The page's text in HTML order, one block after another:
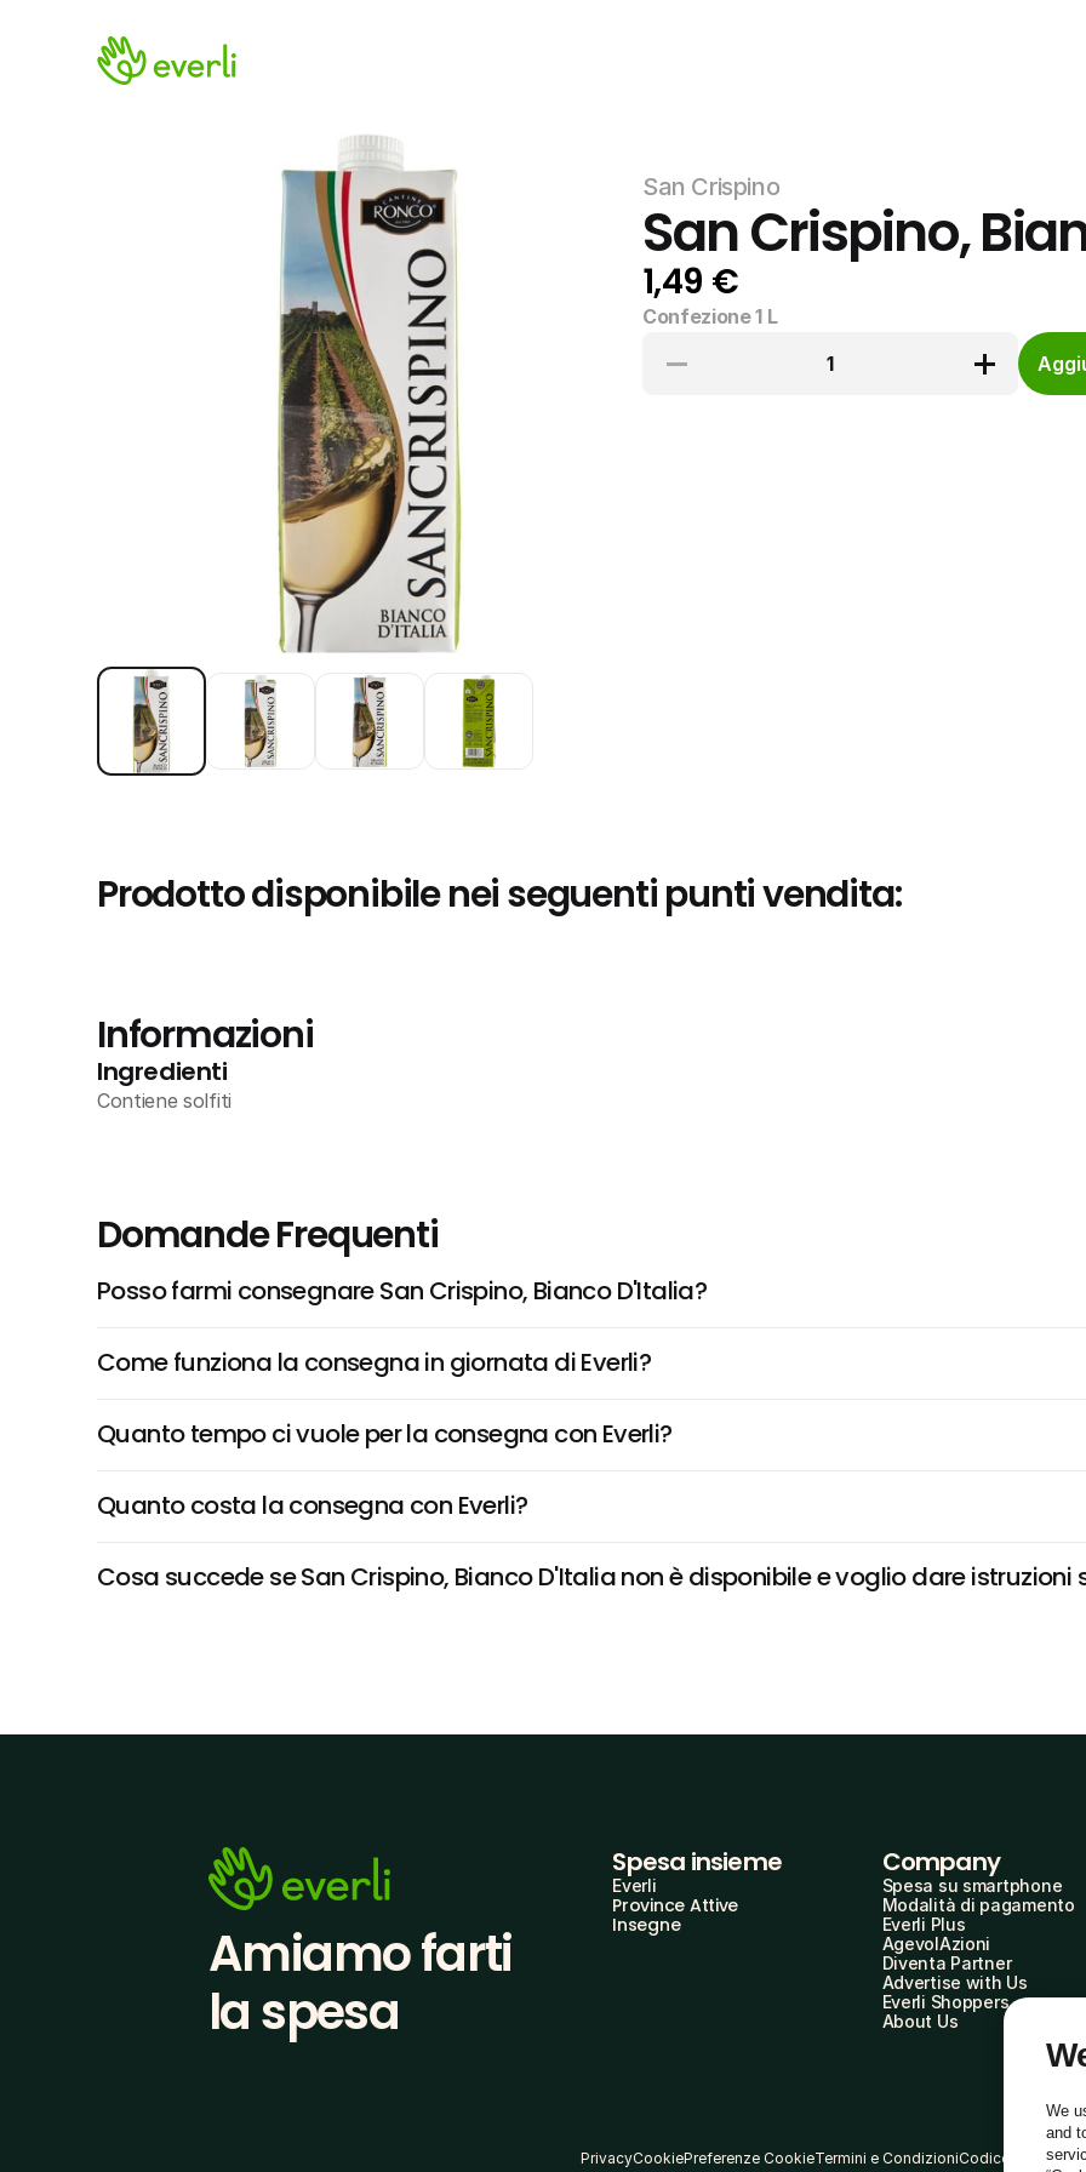
San Crispino
San Crispino,
1,49 €
Confezione 1 L
1
Prodotto disponibile nei seguenti punti vendita:
Informazioni
Ingredienti
Contiene solfiti
Domande Frequenti
Posso farmi consegnare San Crispino, Bianco D'Italia?
Come funziona la consegna in giornata di Everli?
Quanto tempo ci vuole per la consegna con Everli?
Quanto costa la consegna con Everli?
Cosa succede se San Crispino, Bianco D'Italia non è disponibile e voglio dare istruzioni
Amiamo farti
la spesa
Spesa insieme
Everli
Province Attive
Insegne
Company
Spesa su smartphone
Modalità di pagamento
Everli Plus
AgevolAzioni
Diventa Partner
Advertise with Us
Everli Shoppers
About Us
PrivacyCookiePreferenze CookieTermini e CondizioniCodice Etico
We
and